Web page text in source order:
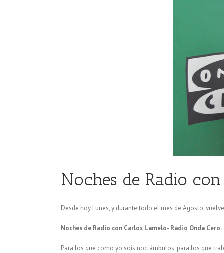
Noches de Radio
Desde hoy Lunes, y durante todo el mes de Agosto,
Noches de Radio con Carlos Lamelo- Radio Onda Cero.
Para los que como yo sois noctámbulos, para los que